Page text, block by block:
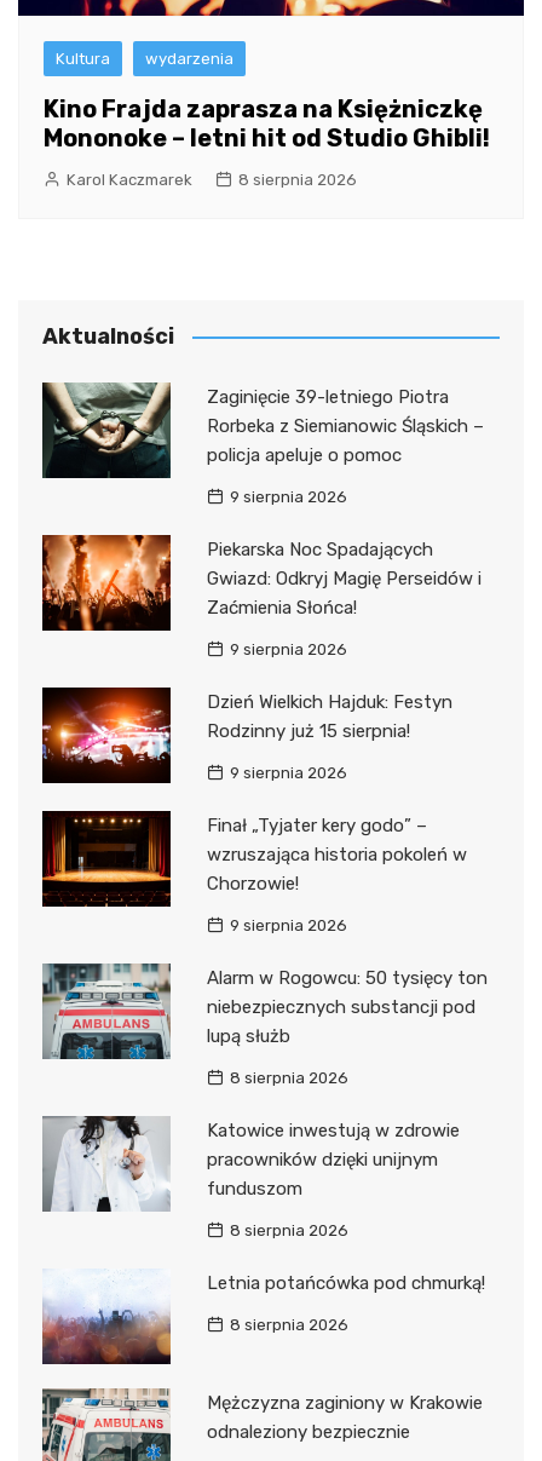
Kultura wydarzenia
Kino Frajda zaprasza na Księżniczkę
Mononoke – letni hit od Studio Ghibli!
Karol Kaczmarek 8 sierpnia 2026
Aktualności
Zaginięcie 39-letniego Piotra
Rorbeka z Siemianowic Śląskich –
policja apeluje o pomoc
9 sierpnia 2026
Piekarska Noc Spadających
Gwiazd: Odkryj Magię Perseidów i
Zaćmienia Słońca!
9 sierpnia 2026
Dzień Wielkich Hajduk: Festyn
Rodzinny już 15 sierpnia!
9 sierpnia 2026
Finał „Tyjater kery godo” –
wzruszająca historia pokoleń w
Chorzowie!
9 sierpnia 2026
Alarm w Rogowcu: 50 tysięcy ton
niebezpiecznych substancji pod
lupą służb
8 sierpnia 2026
Katowice inwestują w zdrowie
pracowników dzięki unijnym
funduszom
8 sierpnia 2026
Letnia potańcówka pod chmurką!
8 sierpnia 2026
Mężczyzna zaginiony w Krakowie
odnaleziony bezpiecznie